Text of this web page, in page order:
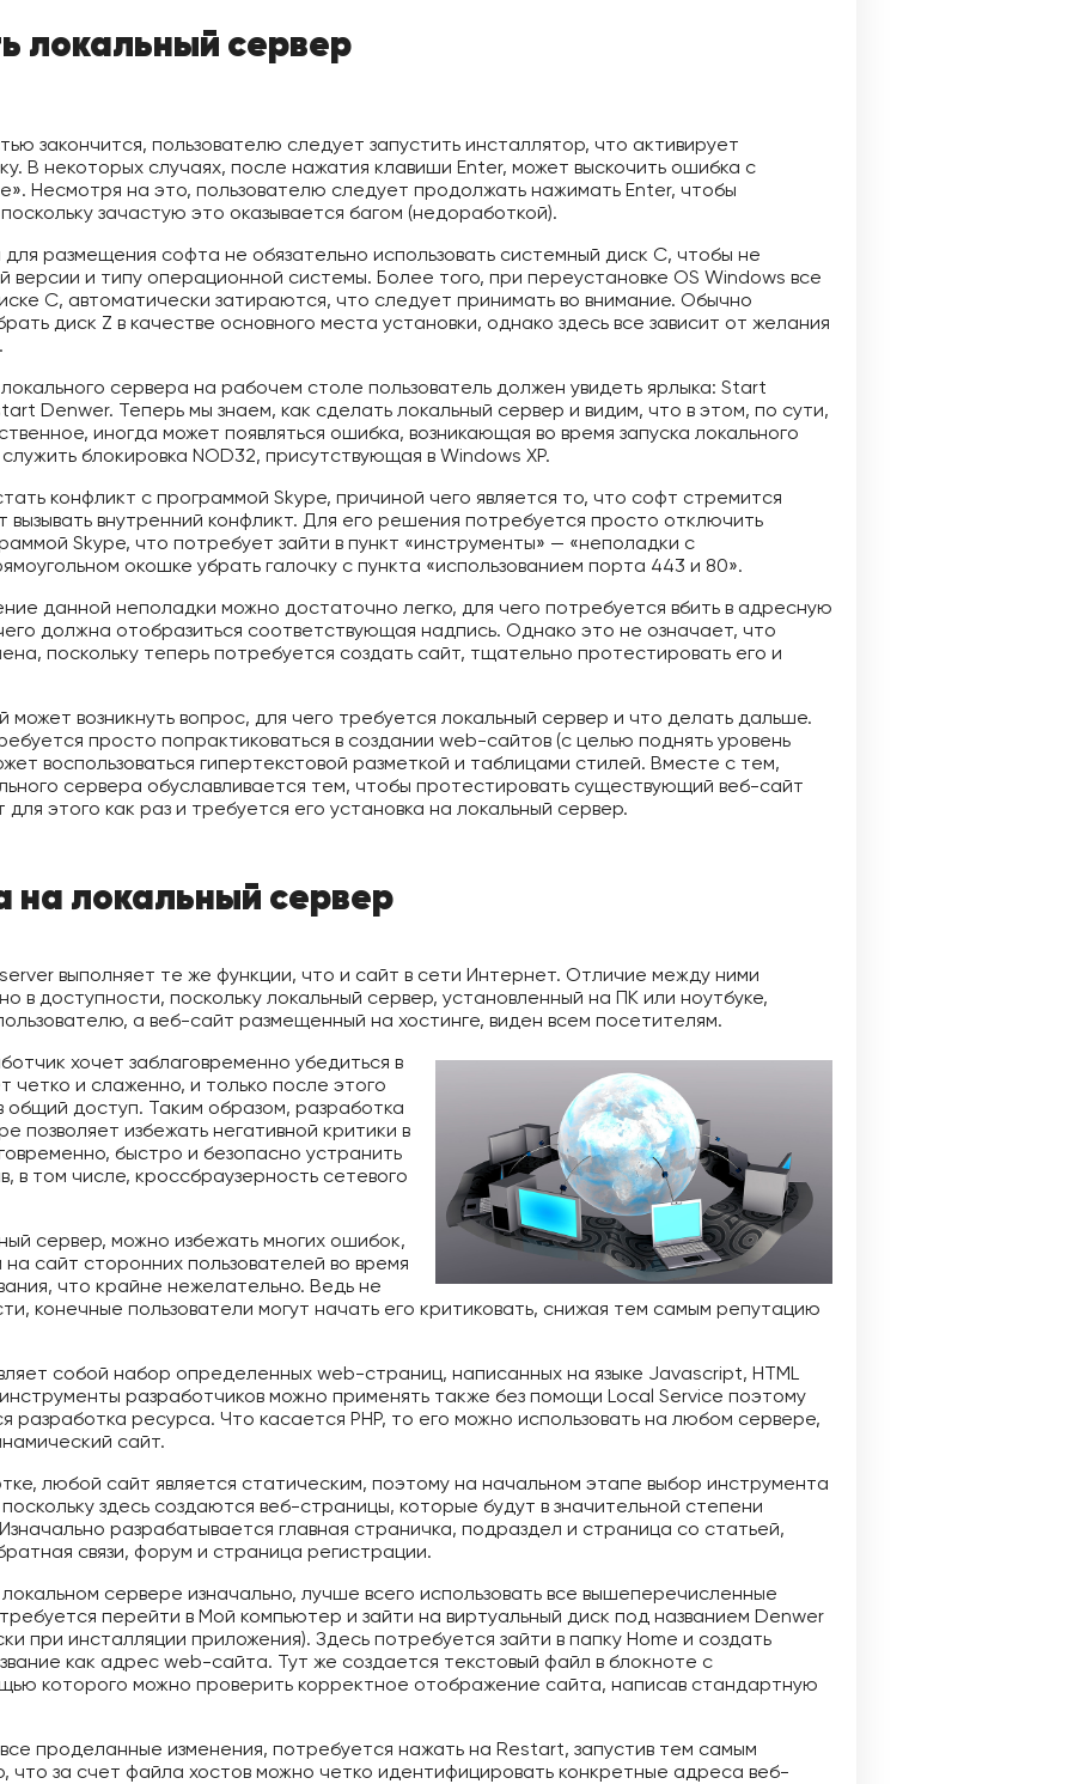
локальный сервер
закончится, пользователю следует запустить инсталлятор, что активирует
В некоторых случаях, после нажатия клавиши Enter, может выскочить ошибка с
Несмотря на это, пользователю следует продолжать нажимать Enter, чтобы
зачастую это оказывается багом (недоработкой).
для размещения софта не обязательно использовать системный диск C, чтобы не
версии и типу операционной системы. Более того, при переустановке OS Windows все
С, автоматически затираются, что следует принимать во внимание. Обычно
диск Z в качестве основного места установки, однако здесь все зависит от желания
сервера на рабочем столе пользователь должен увидеть ярлыка: Start
Denwer. Теперь мы знаем, как сделать локальный сервер и видим, что в этом, по сути,
иногда может появляться ошибка, возникающая во время запуска локального
блокировка NOD32, присутствующая в Windows XP.
конфликт с программой Skype, причиной чего является то, что софт стремится
вызывать внутренний конфликт. Для его решения потребуется просто отключить
Skype, что потребует зайти в пункт «инструменты» — «неполадки с
окошке убрать галочку с пункта «использованием порта 443 и 80».
данной неполадки можно достаточно легко, для чего потребуется вбить в адресную
должна отобразиться соответствующая надпись. Однако это не означает, что
поскольку теперь потребуется создать сайт, тщательно протестировать его и
может возникнуть вопрос, для чего требуется локальный сервер и что делать дальше.
просто попрактиковаться в создании web-сайтов (с целью поднять уровень
воспользоваться гипертекстовой разметкой и таблицами стилей. Вместе с тем,
сервера обуславливается тем, чтобы протестировать существующий веб-сайт
для этого как раз и требуется его установка на локальный сервер.
на локальный сервер
выполняет те же функции, что и сайт в сети Интернет. Отличие между ними
в доступности, поскольку локальный сервер, установленный на ПК или ноутбуке,
а веб-сайт размещенный на хостинге, виден всем посетителям.
хочет заблаговременно убедиться в
четко и слаженно, и только после этого
общий доступ. Таким образом, разработка
позволяет избежать негативной критики в
быстро и безопасно устранить
в том числе, кроссбраузерность сетевого
сервер, можно избежать многих ошибок,
сайт сторонних пользователей во время
что крайне нежелательно. Ведь не
конечные пользователи могут начать его критиковать, снижая тем самым репутацию
собой набор определенных web-страниц, написанных на языке Javascript, HTML
разработчиков можно применять также без помощи Local Service поэтому
разработка ресурса. Что касается PHP, то его можно использовать на любом сервере,
сайт.
любой сайт является статическим, поэтому на начальном этапе выбор инструмента
здесь создаются веб-страницы, которые будут в значительной степени
разрабатывается главная страничка, подраздел и страница со статьей,
связи, форум и страница регистрации.
сервере изначально, лучше всего использовать все вышеперечисленные
перейти в Мой компьютер и зайти на виртуальный диск под названием Denwer
при инсталляции приложения). Здесь потребуется зайти в папку Home и создать
как адрес web-сайта. Тут же создается текстовый файл в блокноте с
которого можно проверить корректное отображение сайта, написав стандартную
проделанные изменения, потребуется нажать на Restart, запустив тем самым
что за счет файла хостов можно четко идентифицировать конкретные адреса веб-